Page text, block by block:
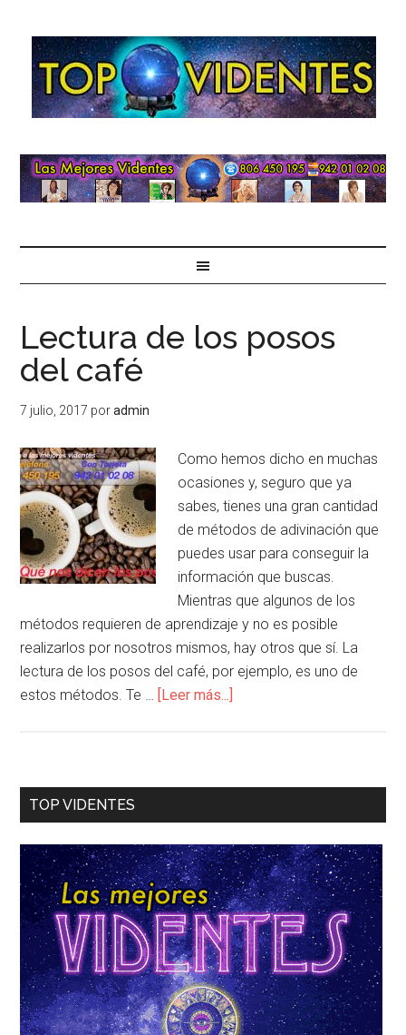
Lectura de los posos
del café
7 julio, 2017 poradmin
Como hemos dicho en muchas
ocasiones y, seguro que ya
sabes, tienes una gran cantidad
de métodos de adivinación que
puedes usar para conseguir la
información que buscas.
Mientras que algunos de los
métodos requieren de aprendizaje y no es posible
realizarlos por nosotros mismos, hay otros que sí. La
lectura de los posos del café, por ejemplo, es uno de
estos métodos. Te …
[Leer más...]
TOP VIDENTES